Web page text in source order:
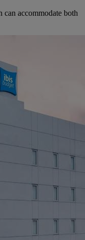
can accommodate both